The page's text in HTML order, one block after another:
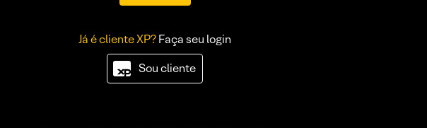
Já é cliente XP?Faça seu login
Sou cliente